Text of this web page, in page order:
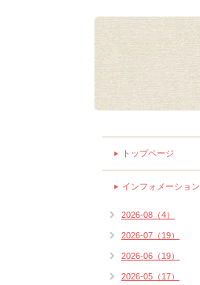
トップページ
インフォメーション
2026-08（4）
2026-07（19）
2026-06（19）
2026-05（17）